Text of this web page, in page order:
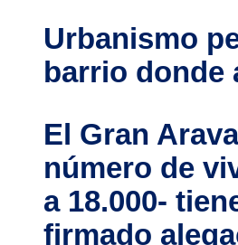
Urbanismo
barrio donde
El Gran
número de
a 18.000-
firmado